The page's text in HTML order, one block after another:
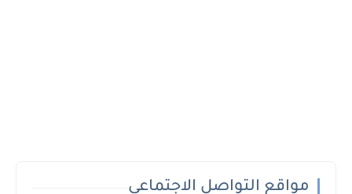
مواقع التواصل الاجتماعي